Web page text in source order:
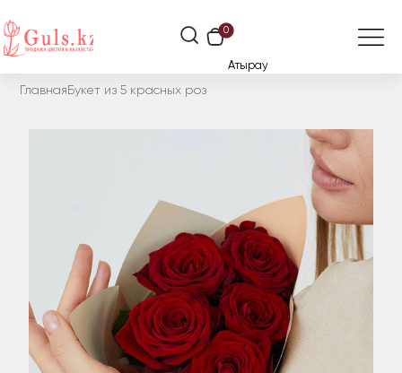
0
Атырау
Главная Букет из 5 красных роз